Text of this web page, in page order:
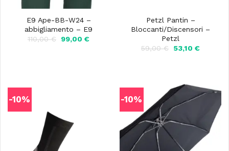
E9 Ape-BB-W24 –
abbigliamento – E9
110,00€
Il
99,00€Il
Petzl Pantin –
Bloccanti/Discensori –
Petzl
59,00€
Il
53,10€Il
-10% -10%